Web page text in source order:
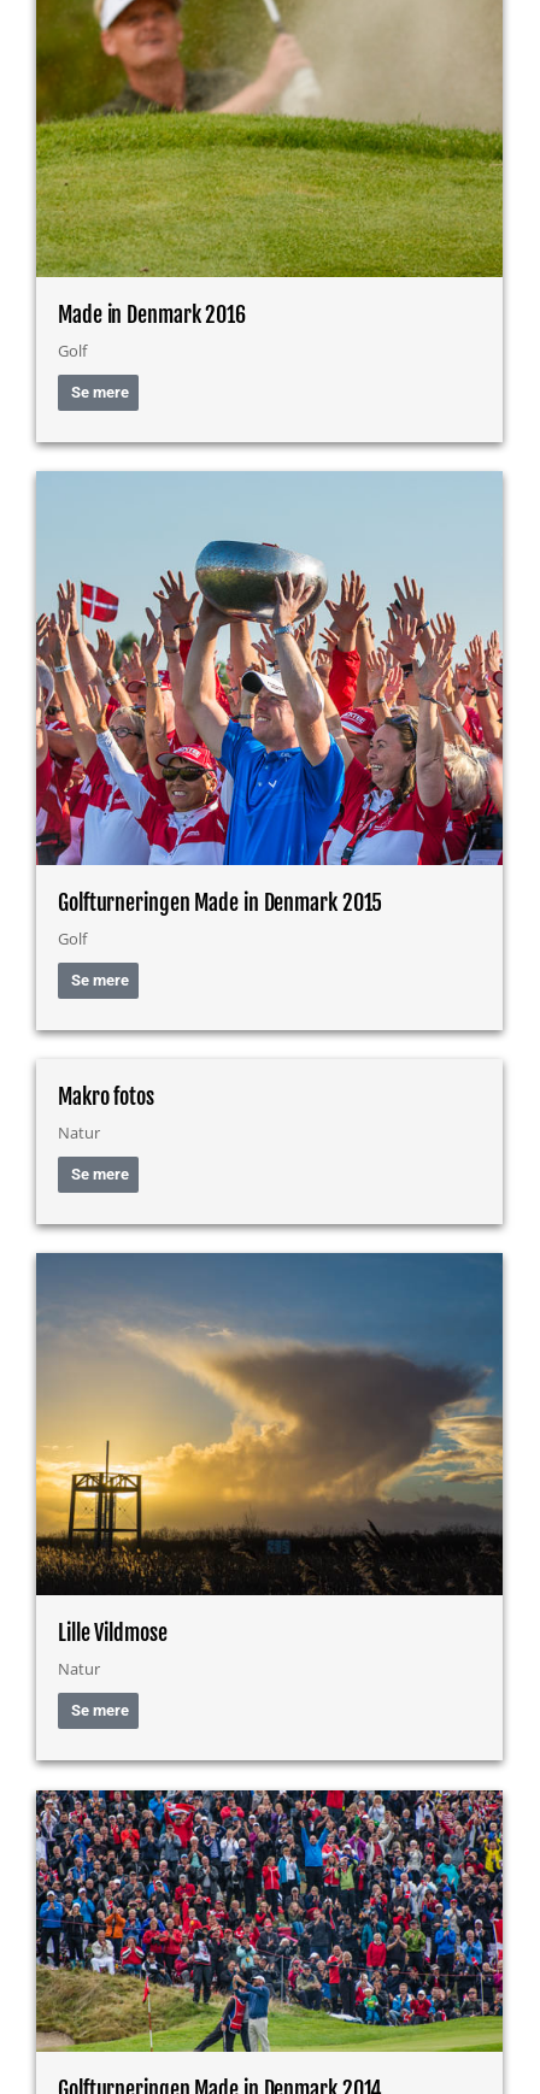
Made in Denmark 2016
Golf
Se mere
Golfturneringen Made in Denmark 2015
Golf
Se mere
Makro fotos
Natur
Se mere
Lille Vildmose
Natur
Se mere